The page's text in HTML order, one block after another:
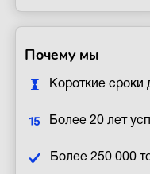
Почему мы
Короткие сроки
Более 20 лет
Более 250 000